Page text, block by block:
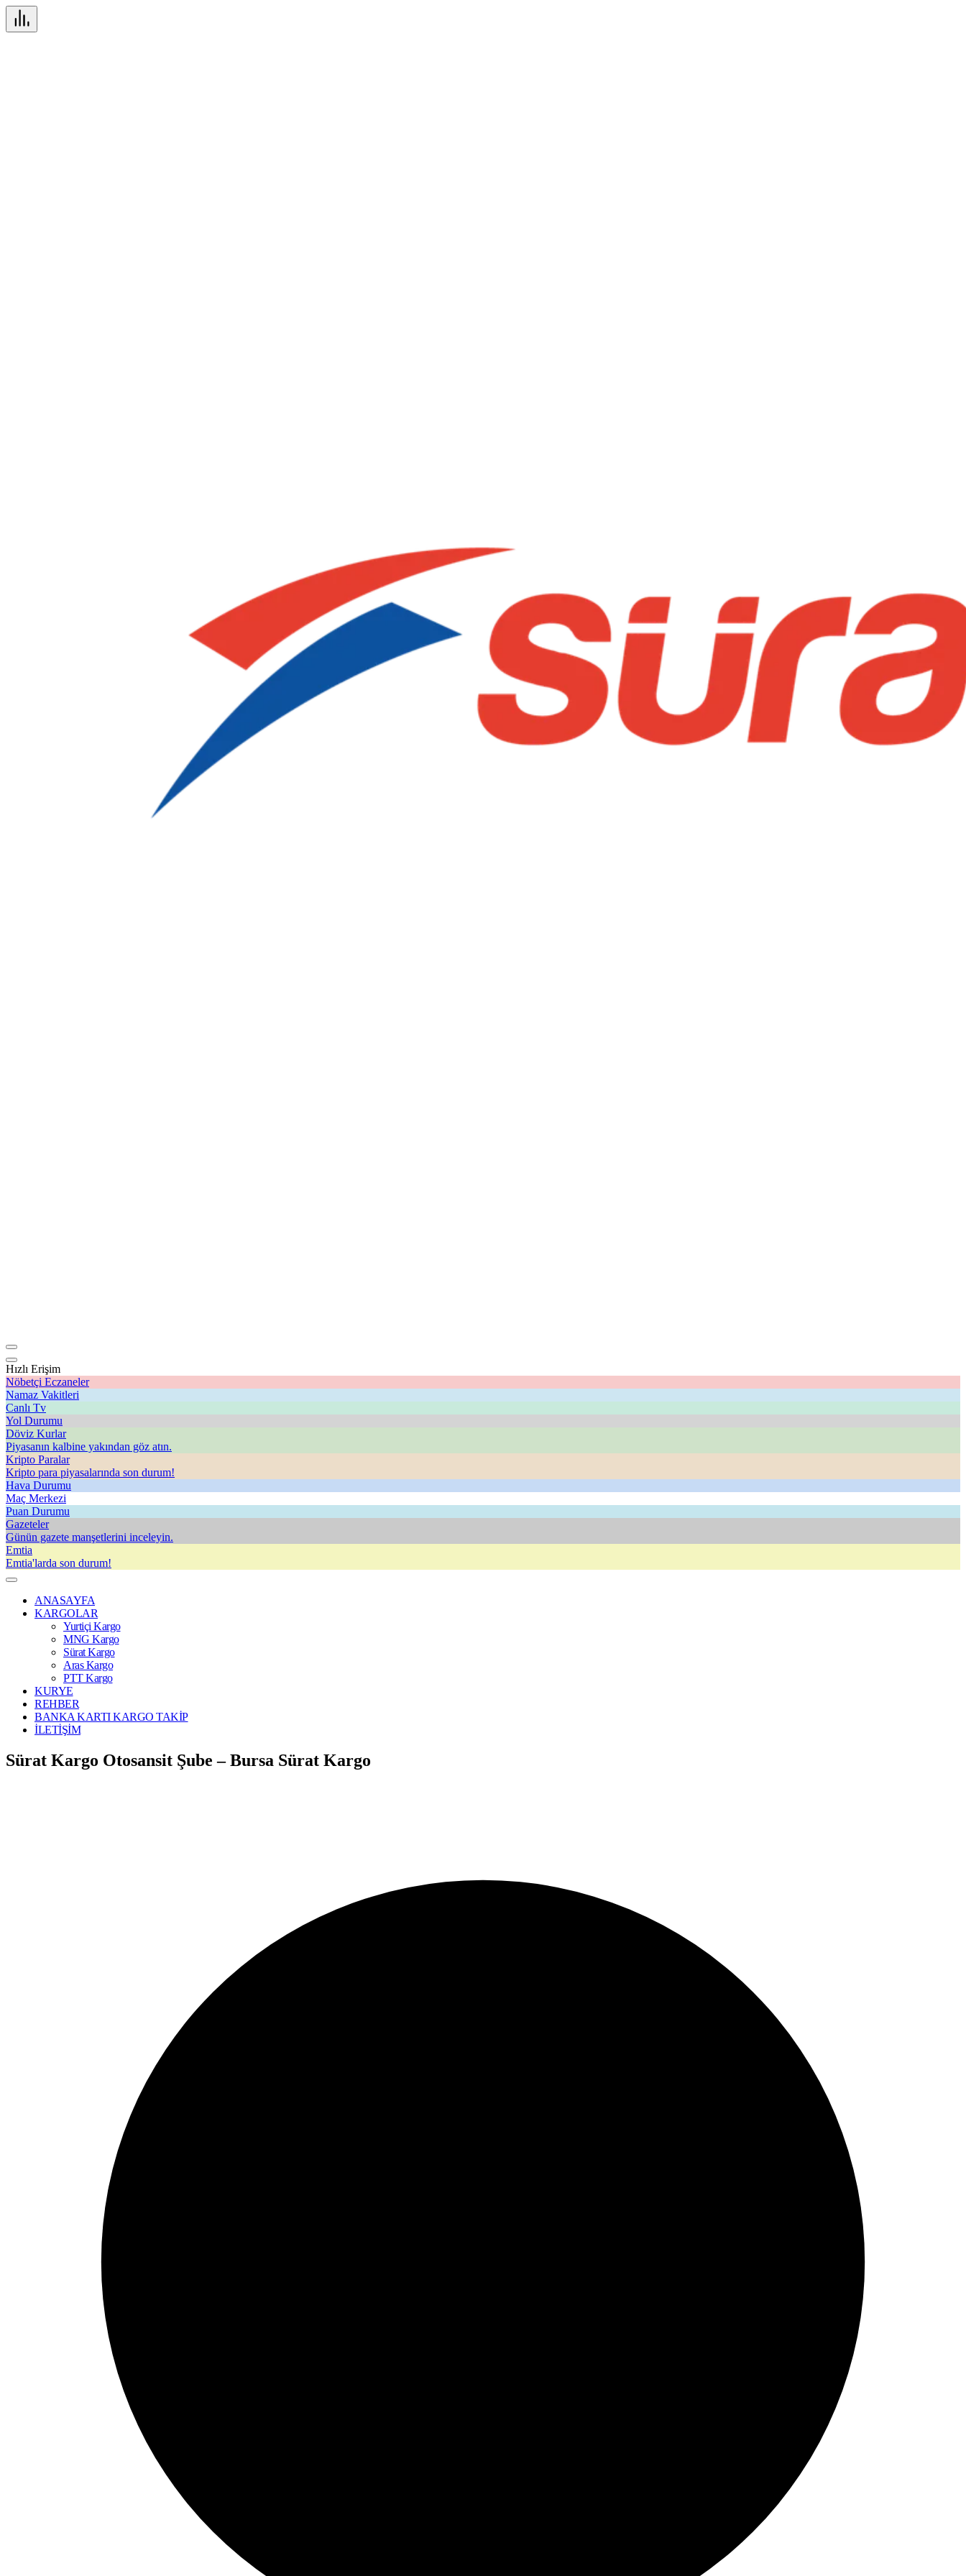
Hızlı Erişim
Nöbetçi Eczaneler
Namaz Vakitleri
Canlı Tv
Yol Durumu
Döviz Kurlar
Piyasanın kalbine yakından göz atın.
Kripto Paralar
Kripto para piyasalarında son durum!
Hava Durumu
Maç Merkezi
Puan Durumu
Gazeteler
Günün gazete manşetlerini inceleyin.
Emtia
Emtia'larda son durum!
ANASAYFA
KARGOLAR
Yurtiçi Kargo
MNG Kargo
Sürat Kargo
Aras Kargo
PTT Kargo
KURYE
REHBER
BANKA KARTI KARGO TAKİP
İLETİŞİM
Sürat Kargo Otosansit Şube – Bursa Sürat Kargo